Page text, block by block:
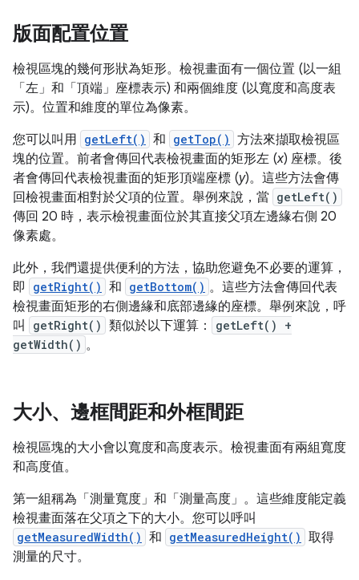
版面配置位置
檢視區塊的幾何形狀為矩形。檢視畫面有一個位置 (以一組
「左」 和「頂端」 座標表示) 和兩個維度 (以寬度和高度表
示)。位置和維度的單位為像素。
您可以叫用 getLeft() 和 getTop() 方法來擷取檢視區
塊的位置。前者會傳回代表檢視畫面的矩形左 (x) 座標。後
者會傳回代表檢視畫面的矩形頂端座標 (y)。這些方法會傳
回檢視畫面相對於父項的位置。舉例來說，當 getLeft()
傳回 20 時，表示檢視畫面位於其直接父項左邊緣右側 20
像素處。
此外，我們還提供便利的方法，協助您避免不必要的運算，
即
getRight() 和 getBottom() 。這些方法會傳回代表
檢視畫面矩形的右側邊緣和底部邊緣的座標。舉例來說，呼
叫
getRight() 類似於以下運算：
getLeft() +
getWidth() 。
大小、邊框間距和外框間距
檢視區塊的大小會以寬度和高度表示。檢視畫面有兩組寬度
和高度值。
第一組稱為「測量寬度」和「測量高度」 。這些維度能定義
檢視畫面落在父項之下的大小。您可以呼叫
getMeasuredWidth() 和 getMeasuredHeight() 取得
測量的尺寸。